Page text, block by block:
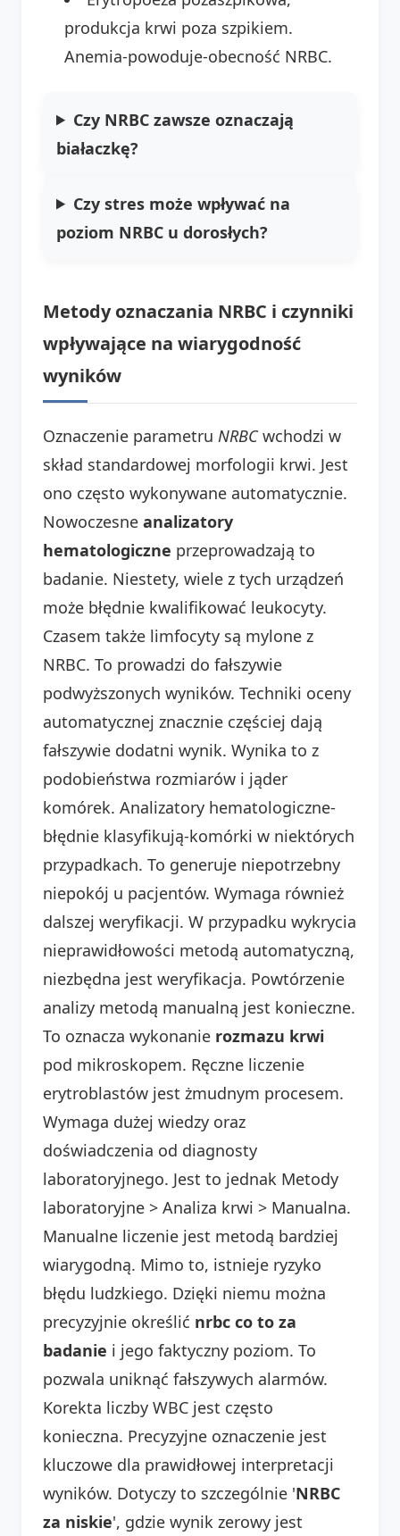
produkcja krwi poza szpikiem.
Anemia-powoduje-obecność NRBC.
Czy NRBC zawsze oznaczają
białaczkę?
Czy stres może wpływać na
poziom NRBC u dorosłych?
Metody oznaczania NRBC i czynniki
wpływające na wiarygodność
wyników
Oznaczenie parametru NRBCwchodzi w
skład standardowej morfologii krwi. Jest
ono często wykonywane automatycznie.
Nowoczesne analizatory
hematologiczne przeprowadzają to
badanie. Niestety, wiele z tych urządzeń
może błędnie kwalifikować leukocyty.
Czasem także limfocyty są mylone z
NRBC. To prowadzi do fałszywie
podwyższonych wyników. Techniki oceny
automatycznej znacznie częściej dają
fałszywie dodatni wynik. Wynika to z
podobieństwa rozmiarów i jąder
komórek. Analizatory hematologiczne-
błędnie klasyfikują-komórki w niektórych
przypadkach. To generuje niepotrzebny
niepokój u pacjentów. Wymaga również
dalszej weryfikacji. W przypadku wykrycia
nieprawidłowości metodą automatyczną,
niezbędna jest weryfikacja. Powtórzenie
analizy metodą manualną jest konieczne.
To oznacza wykonanie rozmazu krwi
pod mikroskopem. Ręczne liczenie
erytroblastów jest żmudnym procesem.
Wymaga dużej wiedzy oraz
doświadczenia od diagnosty
laboratoryjnego. Jest to jednak Metody
laboratoryjne > Analiza krwi > Manualna.
Manualne liczenie jest metodą bardziej
wiarygodną. Mimo to, istnieje ryzyko
błędu ludzkiego. Dzięki niemu można
precyzyjnie określić nrbc co to za
badanie i jego faktyczny poziom. To
pozwala uniknąć fałszywych alarmów.
Korekta liczby WBC jest często
konieczna. Precyzyjne oznaczenie jest
kluczowe dla prawidłowej interpretacji
wyników. Dotyczy to szczególnie 'NRBC
za niskie', gdzie wynik zerowy jest